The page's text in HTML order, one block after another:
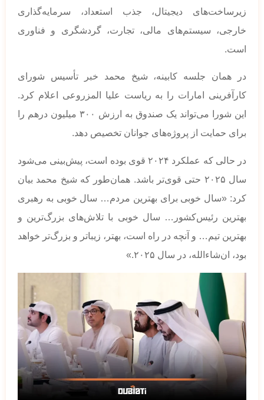
زیرساخت‌های دیجیتال، جذب استعداد، سرمایه‌گذاری
خارجی، سیستم‌های مالی، تجارت، گردشگری و فناوری
است.
در همان جلسه کابینه، شیخ محمد خبر تأسیس شورای
کارآفرینی امارات را به ریاست علیا المزروعی اعلام کرد.
این شورا می‌تواند یک صندوق به ارزش ۳۰۰ میلیون درهم را
برای حمایت از پروژه‌های جوانان تخصیص دهد.
در حالی که عملکرد ۲۰۲۴ قوی بوده است، پیش‌بینی می‌شود
سال ۲۰۲۵ حتی قوی‌تر باشد. همان‌طور که شیخ محمد بیان
کرد: «سال خوبی برای بهترین مردم… سال خوبی به رهبری
بهترین رئیس‌کشور… سال خوبی با تلاش‌های بزرگ‌ترین و
بهترین تیم… و آنچه در راه است، بهتر، زیباتر و بزرگ‌تر خواهد
بود، ان‌شاءالله، در سال ۲۰۲۵.»